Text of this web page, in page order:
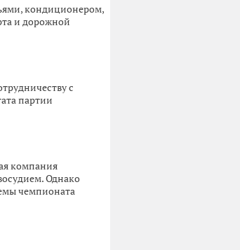
кондиционером,
и дорожной
с
партии
компания
Однако
чемпионата